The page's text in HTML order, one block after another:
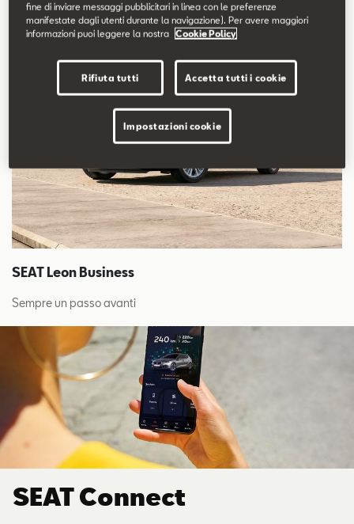
SEAT Leon Business
Sempre un passo avanti
SEAT Connect
fine di inviare messaggi pubblicitari in linea con le preferenze
manifestate dagli utenti durante la navigazione). Per avere maggiori
informazioni puoi leggere la nostra
Cookie Policy
Rifiuta tutti Accetta tutti i cookie
Impostazioni cookie